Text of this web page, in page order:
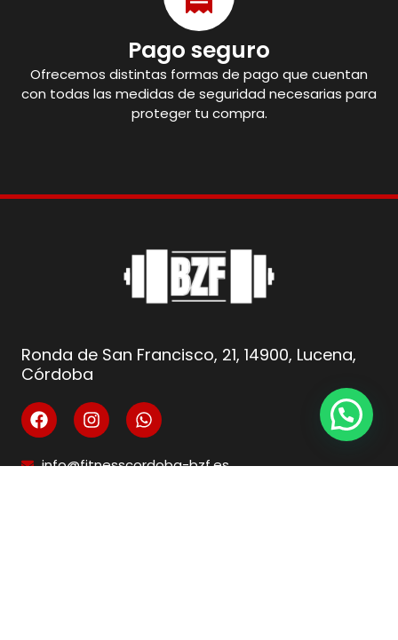
Pago seguro
Ofrecemos distintas formas de pago que cuentan
con todas las medidas de seguridad necesarias para
proteger tu compra.
Ronda de San Francisco, 21, 14900, Lucena,
Córdoba
info@fitnesscordoba-bzf.es